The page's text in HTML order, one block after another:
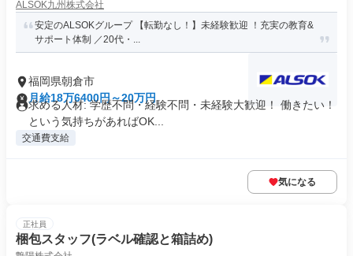
ALSOK九州株式会社
安定のALSOKグループ 【転勤なし！】未経験歓迎 ！充実の教育&
サポート体制 ／20代・...
福岡県朝倉市
月給18万6400円～20万円
求める人材: 学歴不問・経験不問・未経験大歓迎！ 働きたい！
という気持ちがあればOK...
交通費支給
気になる
正社員
梱包スタッフ(ラベル確認と箱詰め)